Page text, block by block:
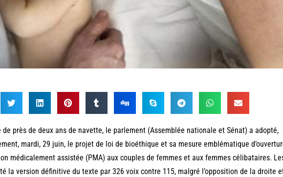
de près de deux ans de navette, le parlement (Assemblée nationale et Sénat) a adopté,
mardi, 29 juin, le projet de loi de bioéthique et sa mesure emblématique
médicalement assistée (PMA) aux couples de femmes et aux femmes célibataires.
la version définitive du texte par 326 voix contre 115, malgré l’opposition de la droite